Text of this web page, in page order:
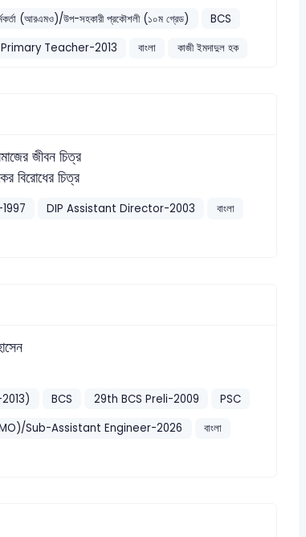
(আরএমও)/উপ-সহকারী প্রকৌশলী (১০ম গ্রেড)
BCS
Teacher-2013 বাংলা কাজী ইমদাদুল হক
জীবন চিত্র
বিরোধের চিত্র
DIP Assistant Director-2003
বাংলা
2013) BCS 29th BCS Preli-2009
PSC
Sub-Assistant Engineer-2026
বাংলা